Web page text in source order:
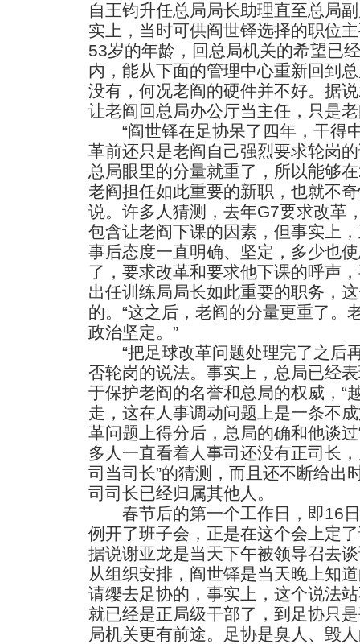
自王钧升任总局局长助理直至总局
实上，当时可供阎世铎选择的职位
53岁的年龄，回总局机关的希望已
内，能从下面的管理中心重新回到
没有，何况老阎的硬件并不好。据
让老阎回总局办公厅当主任，只是
“阎世铎在足协呆了四年，干得
革前还只是老阎自己强烈要求轮岗
总局眼里的分量就重了，所以能够
老阎担任如此重要的新职，也就不
说。许多人猜测，去年G7要求改革
包含让老阎下课的因素，但事实上
事后态度一直明确、坚定，多少也
了，要求改革和要求他下课的呼声
出任训练局局长如此重要的职务，
的。“这之后，老阎的分量更重了。
政治坚定。”
“把足球改革问题处理完了之后
否轮岗的说法。事实上，总局已经
于保护老阎的名誉和总局的权威，“
走，这在人事调动问题上是一条不
革问题上得分后，总局的确和他谈
多人一直看着人事司还没有正司长
司当司长”的猜测，而且还不断给出
司司长已经归属其他人。
春节后的第一个工作日，即16日
例开了班子会，正是在这个会上定
据说谢亚龙是当天下午被领导召去
从组织安排，阎世铎是当天晚上知
请缨去足协的，事实上，这个说法
就已经是正局级干部了，到足协只
局机关更有前途。足协是臭人、毁